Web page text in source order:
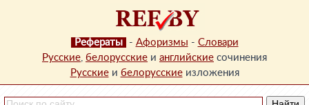
Рефераты - Афоризмы - Словари
Русские, белорусские и английские сочинения
Русскиеи белорусскиеизложения